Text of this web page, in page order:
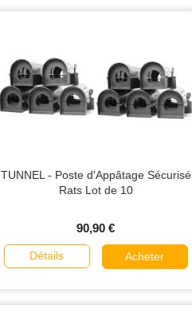
TUNNEL - Poste d'Appâtage Sécurisé
Rats Lot de 10
90,90 €
Détails Acheter